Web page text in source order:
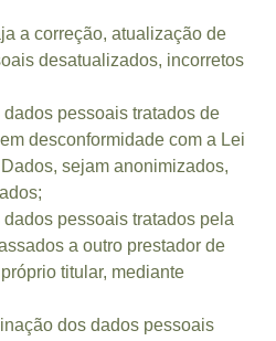
a correção, atualização de
desatualizados, incorretos
pessoais tratados de
desconformidade com a Lei
sejam anonimizados,
pessoais tratados pela
a outro prestador de
titular, mediante
dos dados pessoais